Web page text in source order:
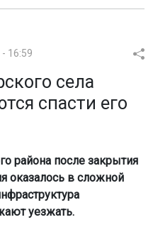
- 16:59
села
спасти его
района после закрытия
оказалось в сложной
уезжать.